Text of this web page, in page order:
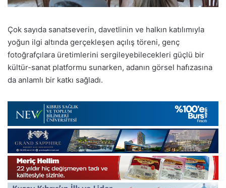
Çok sayıda sanatseverin, davetlinin ve halkın katılımıyla
yoğun ilgi altında gerçekleşen açılış töreni, genç
fotoğrafçılara üretimlerini sergileyebilecekleri güçlü bir
kültür-sanat platformu sunarken, adanın görsel hafızasına
da anlamlı bir katkı sağladı.